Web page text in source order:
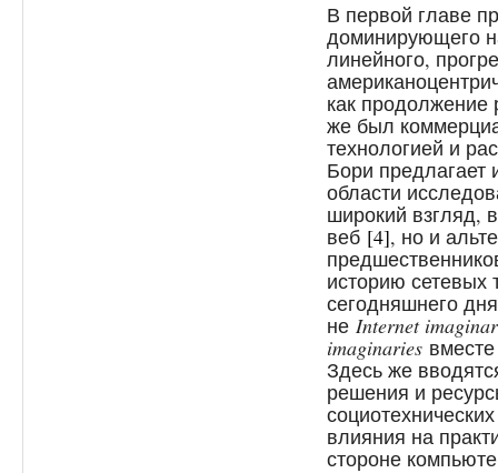
В первой главе
доминирующего
линейного,
как продолжение
же был
технологией и
Бори предлагает
области
широкий взгляд,
веб [4], но и
историю сетевых
сегодняшнего
не Internet
imaginaries
Здесь же
решения и
влияния на
стороне